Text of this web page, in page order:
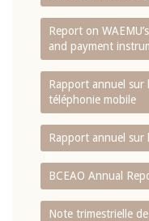
Report on
and payment
Rapport annuel sur
téléphonie mobile
Rapport annuel sur
BCEAO Annual
Note trimestrielle